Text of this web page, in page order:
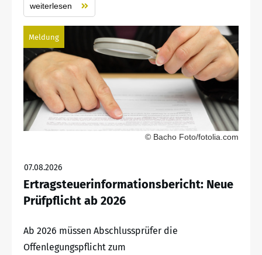
weiterlesen
Meldung
© Bacho Foto/fotolia.com
07.08.2026
Ertragsteuerinformationsbericht: Neue
Prüfpflicht ab 2026
Ab 2026 müssen Abschlussprüfer die
Offenlegungspflicht zum